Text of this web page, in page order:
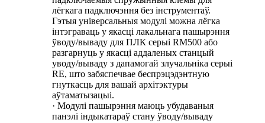
лёгкага падключэння без інструментаў.
Гэтыя універсальныя модулі можна лёгка
інтэграваць у якасці лакальнага пашырэння
ўводу/вываду для ПЛК серыі RM500 або
разгарнуць у якасці аддаленых станцый
уводу/вываду з дапамогай злучальніка серыі
RE, што забяспечвае беспрэцэдэнтную
гнуткасць для вашай архітэктуры
аўтаматызацыі.
· Модулі пашырэння маюць убудаваныя
панэлі індыкатараў стану ўводу/вываду